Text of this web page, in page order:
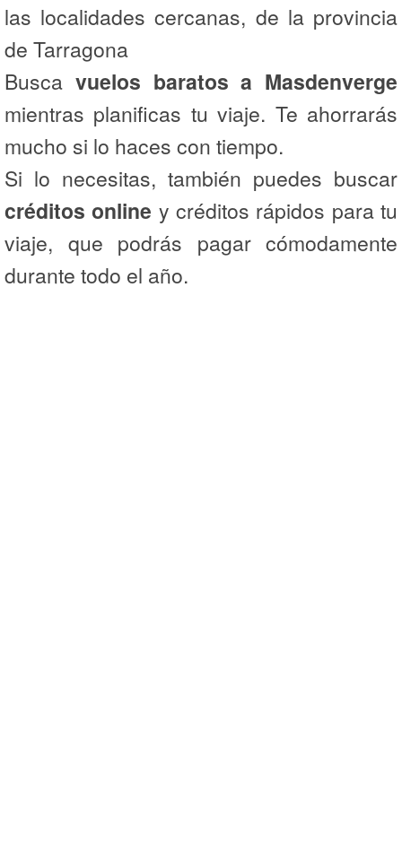
las localidades cercanas, de la provincia
de Tarragona
Busca vuelos baratos a Masdenverge
mientras planificas tu viaje. Te ahorrarás
mucho si lo haces con tiempo.
Si lo necesitas, también puedes buscar
créditos online y créditos rápidos para tu
viaje, que podrás pagar cómodamente
durante todo el año.